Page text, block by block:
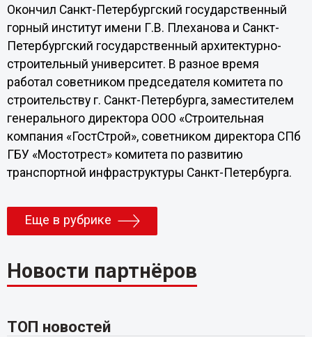
Окончил Санкт-Петербургский государственный
горный институт имени Г.В. Плеханова и Санкт-
Петербургский государственный архитектурно-
строительный университет. В разное время
работал советником председателя комитета по
строительству г. Санкт-Петербурга, заместителем
генерального директора ООО «Строительная
компания «ГостСтрой», советником директора СПб
ГБУ «Мостотрест» комитета по развитию
транспортной инфраструктуры Санкт-Петербурга.
Еще в рубрике
Новости партнёров
ТОП новостей